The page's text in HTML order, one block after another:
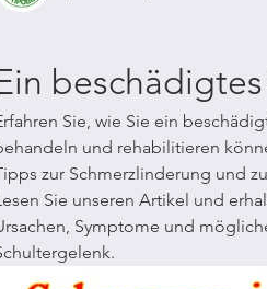
Sie, wie Sie ein
und rehabilitieren
zur Schmerzlinderung und
Sie unseren Artikel und
Symptome und